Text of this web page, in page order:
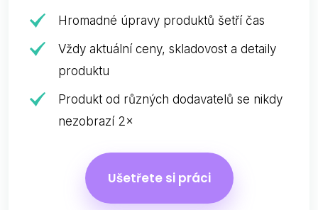
Hromadné úpravy produktů šetří čas
Vždy aktuální ceny, skladovost a detaily
produktu
Produkt od různých dodavatelů se nikdy
nezobrazí 2×
Ušetřete si práci